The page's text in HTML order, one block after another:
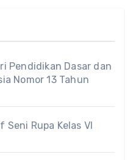
Pendidikan Dasar dan
Nomor 13 Tahun
Rupa Kelas VI